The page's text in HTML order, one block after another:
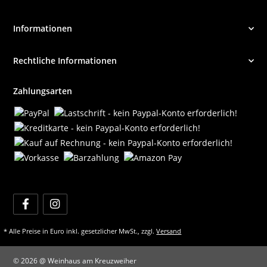
Informationen
Rechtliche Informationen
Zahlungsarten
* Alle Preise in Euro inkl. gesetzlicher MwSt., zzgl.Versand
© 2026 @ Weinhaus am Kreuzweiher